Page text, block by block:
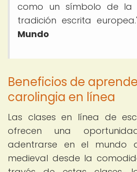
como un símbolo de la
tradición escrita
Mundo
Beneficios de
carolingia en línea
Las clases en línea de
ofrecen una
adentrarse en el mundo
medieval desde la